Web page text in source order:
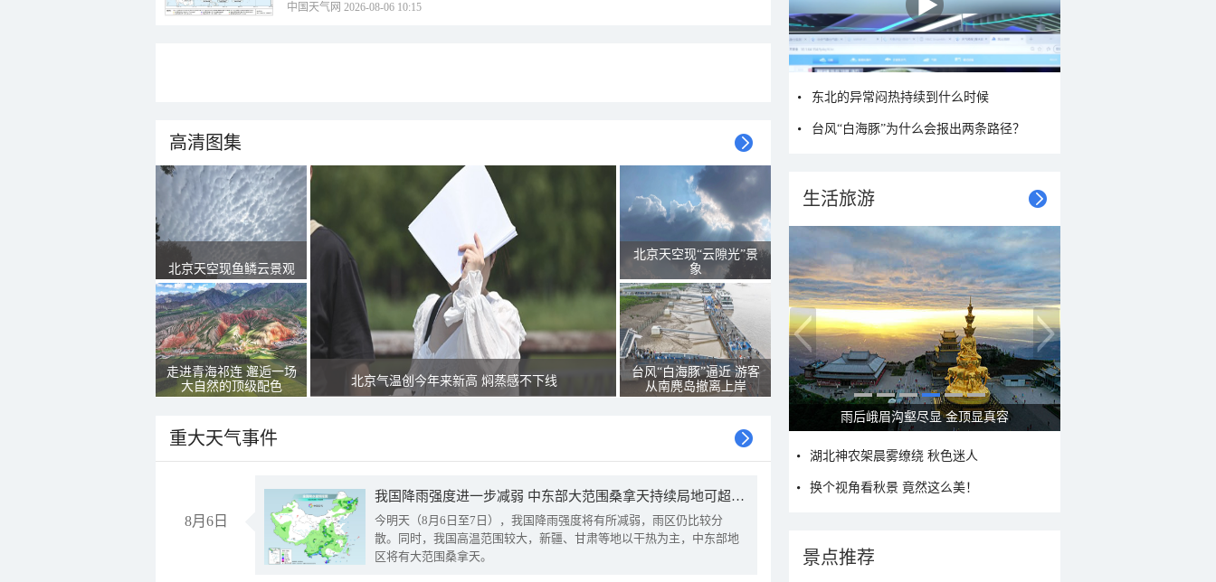
中国天气网 2026-08-06 10:15
高清图集
北京天空现鱼鳞云景观
走进青海祁连 邂逅一场
大自然的顶级配色
北京气温创今年来新高 焖蒸感不下线
北京天空现“云隙光”景
象
台风“白海豚”逼近 游客
从南麂岛撤离上岸
重大天气事件
8月6日
我国降雨强度进一步减弱 中东部大范围桑拿天持续局地可超38℃
今明天（8月6日至7日），我国降雨强度将有所减弱，雨区仍比较分
散。同时，我国高温范围较大，新疆、甘肃等地以干热为主，中东部地
区将有大范围桑拿天。
东北的异常闷热持续到什么时候
台风“白海豚”为什么会报出两条路径？
生活旅游
秋意浓 蓝天映衬下的哈尔滨伏尔加庄园
湖北神农架晨雾缭绕 秋色迷人
换个视角看秋景 竟然这么美！
景点推荐